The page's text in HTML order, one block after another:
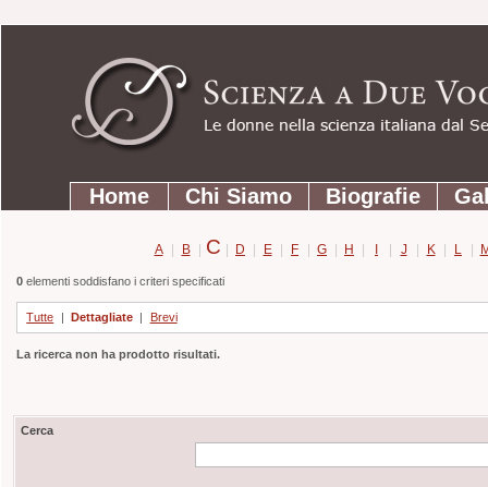
contenuti.
Strumenti
personali
SezioniHome Chi Siamo Biografie
A | B | C | D | E | F | G | H | I | J | K | L |
0elementi soddisfano i criteri specificati
Tutte | Dettagliate | Brevi
La ricerca non ha prodotto risultati.
Cerca